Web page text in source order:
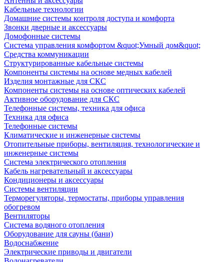
Кабельные технологии
Домашние системы контроля доступа и комфорта
Звонки дверные и аксессуары
Домофонные системы
Система управления комфортом &quot;Умный дом&quot;
Средства коммуникации
Структурированные кабельные системы
Компоненты системы на основе медных кабелей
Изделия монтажные для СКС
Компоненты системы на основе оптических кабелей
Активное оборудование для СКС
Телефонные системы, техника для офиса
Техника для офиса
Телефонные системы
Климатические и инженерные системы
Отопительные приборы, вентиляция, технологические и
инженерные системы
Система электрического отопления
Кабель нагревательный и аксессуары
Кондиционеры и аксессуары
Системы вентиляции
Терморегуляторы, термостаты, приборы управления
обогревом
Вентиляторы
Система водяного отопления
Оборудование для сауны (бани)
Водоснабжение
Электрические приводы и двигатели